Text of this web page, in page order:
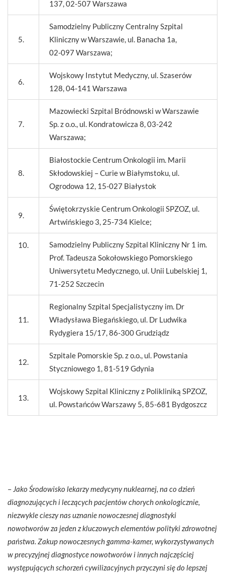
137, 02-507 Warszawa
5.
Samodzielny Publiczny Centralny Szpital
Kliniczny w Warszawie, ul. Banacha 1a,
02-097 Warszawa;
6.
Wojskowy Instytut Medyczny, ul. Szaserów
128, 04-141 Warszawa
7.
Mazowiecki Szpital Bródnowski w Warszawie
Sp. z o.o., ul. Kondratowicza 8, 03-242
Warszawa;
8.
Białostockie Centrum Onkologii im. Marii
Skłodowskiej – Curie w Białymstoku, ul.
Ogrodowa 12, 15-027 Białystok
9.
Świętokrzyskie Centrum Onkologii SPZOZ, ul.
Artwińskiego 3, 25-734 Kielce;
10.
Samodzielny Publiczny Szpital Kliniczny Nr 1 im.
Prof. Tadeusza Sokołowskiego Pomorskiego
Uniwersytetu Medycznego, ul. Unii Lubelskiej 1,
71-252 Szczecin
11.
Regionalny Szpital Specjalistyczny im. Dr
Władysława Biegańskiego, ul. Dr Ludwika
Rydygiera 15/17, 86-300 Grudziądz
12.
Szpitale Pomorskie Sp. z o.o., ul. Powstania
Styczniowego 1, 81-519 Gdynia
13.
Wojskowy Szpital Kliniczny z Polikliniką SPZOZ,
ul. Powstańców Warszawy 5, 85-681 Bydgoszcz
– Jako Środowisko lekarzy medycyny nuklearnej, na co dzień
diagnozujących i leczących pacjentów chorych onkologicznie,
niezwykle cieszy nas uznanie nowoczesnej diagnostyki
nowotworów za jeden z kluczowych elementów polityki zdrowotnej
państwa. Zakup nowoczesnych gamma-kamer, wykorzystywanych
w precyzyjnej diagnostyce nowotworów i innych najczęściej
występujących schorzeń cywilizacyjnych przyczyni się do lepszej